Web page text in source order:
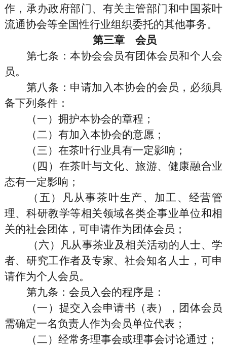
作，承办政府部门、有关主管部门和中国茶叶
流通协会等全国性行业组织委托的其他事务。
第三章 会员
第七条 ：本协会会员有团体会员和个人会
员。
第八条 ：申请加入本协会的会员，必须具
备下列条件：
（一）拥护本协会的章程；
（二）有加入本协会的意愿；
（三）在茶叶行业具有一定影响；
（四）在茶叶与文化、旅游、健康融合业
态有一定影响；
（五）凡从事茶叶生产、加工、经营管
理、科研教学等相关领域各类企事业单位和相
关的社会团体，可申请作为团体会员；
（六）凡从事茶业及相关活动的人士、学
者、研究工作者及专家、社会知名人士，可申
请作为个人会员。
第九条 ：会员入会的程序是：
（一）提交入会申请书（表），团体会员
需确定一名负责人作为会员单位代表；
（二）经常务理事会或理事会讨论通过；